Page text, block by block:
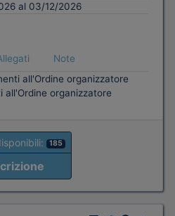
al 03/12/2026
Note
all'Ordine organizzatore
organizzatore
185